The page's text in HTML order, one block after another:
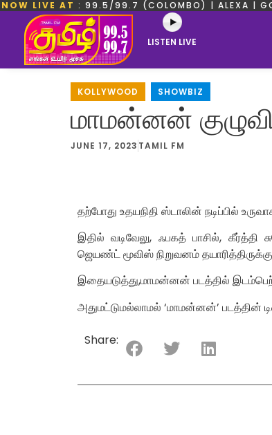
NOW LIVE AT : 99.5/99.7 (COLOMBO) | ALEXA |
LISTEN LIVE
KOLLYWOOD SHOWBIZ
மாமன்னன்
JUNE 17, 2023 TAMIL FM
தற்போது உதயநிதி ஸ்டாலின் நடிப்பில்
இதில் வடிவேலு, ஃபகத் பாசில், கீர்த்தி
ஜெயண்ட் மூவிஸ் நிறுவனம்
இதையடுத்து,மாமன்னன் படத்தில்
அதுமட்டுமல்லாமல் ‘மாமன்னன்’ படத்தின்
Share: